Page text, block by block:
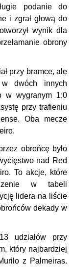
podanie do
i zgrał głową do
wynik dla
obrony
przy bramce, ale
dwóch innych
w wygranym 1:0
przy trafieniu
Oba mecze
obrońcę było
nad Red
To akcje, które
w tabeli
lidera na liście
dekady w
udziałów przy
który najbardziej
z Palmeiras.